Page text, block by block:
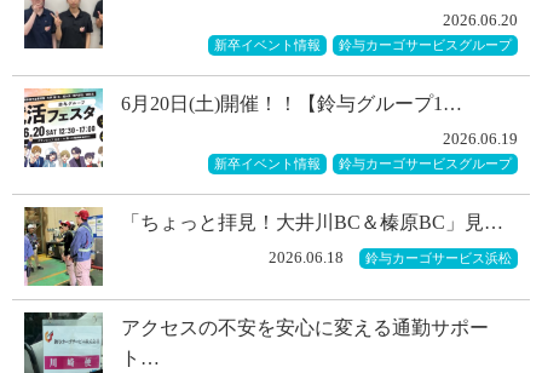
2026.06.20
新卒イベント情報 鈴与カーゴサービスグループ
6月20日(土)開催！！【鈴与グループ1…
2026.06.19
新卒イベント情報 鈴与カーゴサービスグループ
「ちょっと拝見！大井川BC＆榛原BC」見…
2026.06.18 鈴与カーゴサービス浜松
アクセスの不安を安心に変える通勤サポー
ト…